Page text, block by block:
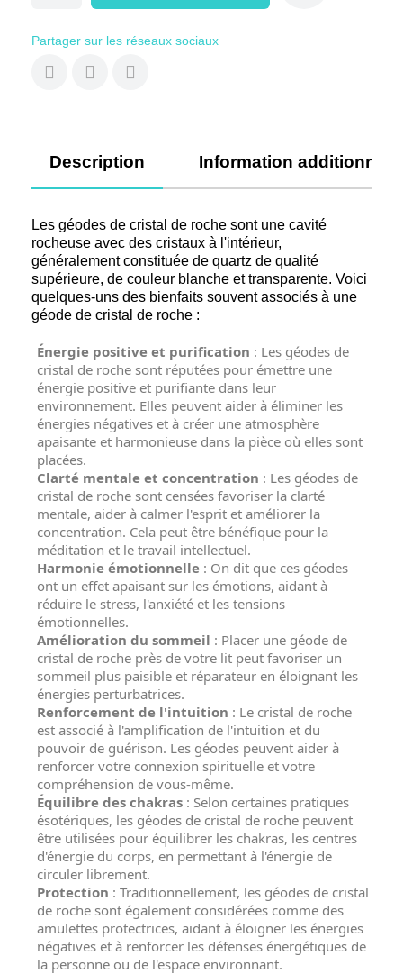
Partager sur les réseaux sociaux
Description Information
Les géodes de cristal de roche sont une cavité
rocheuse avec des cristaux à l'intérieur,
généralement constituée de quartz de qualité
supérieure, de couleur blanche et transparente. Voici
quelques-uns des bienfaits souvent associés à une
géode de cristal de roche :
Énergie positive et purification : Les géodes de
cristal de roche sont réputées pour émettre une
énergie positive et purifiante dans leur
environnement. Elles peuvent aider à éliminer les
énergies négatives et à créer une atmosphère
apaisante et harmonieuse dans la pièce où elles sont
placées.
Clarté mentale et concentration : Les géodes de
cristal de roche sont censées favoriser la clarté
mentale, aider à calmer l'esprit et améliorer la
concentration. Cela peut être bénéfique pour la
méditation et le travail intellectuel.
Harmonie émotionnelle : On dit que ces géodes
ont un effet apaisant sur les émotions, aidant à
réduire le stress, l'anxiété et les tensions
émotionnelles.
Amélioration du sommeil : Placer une géode de
cristal de roche près de votre lit peut favoriser un
sommeil plus paisible et réparateur en éloignant les
énergies perturbatrices.
Renforcement de l'intuition : Le cristal de roche
est associé à l'amplification de l'intuition et du
pouvoir de guérison. Les géodes peuvent aider à
renforcer votre connexion spirituelle et votre
compréhension de vous-même.
Équilibre des chakras : Selon certaines pratiques
ésotériques, les géodes de cristal de roche peuvent
être utilisées pour équilibrer les chakras, les centres
d'énergie du corps, en permettant à l'énergie de
circuler librement.
Protection : Traditionnellement, les géodes de cristal
de roche sont également considérées comme des
amulettes protectrices, aidant à éloigner les énergies
négatives et à renforcer les défenses énergétiques de
la personne ou de l'espace environnant.